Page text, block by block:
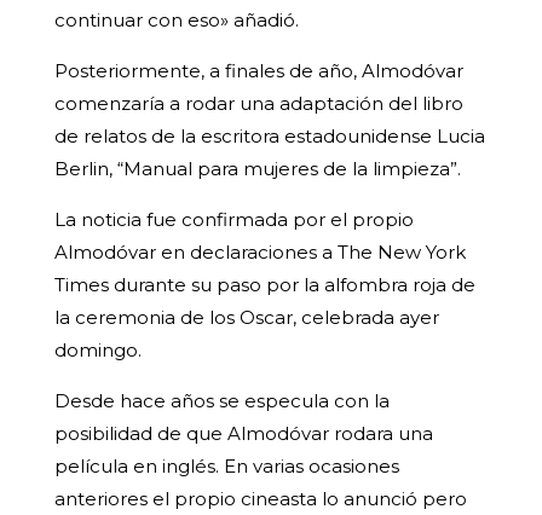
continuar con eso» añadió.
Posteriormente, a finales de año, Almodóvar
comenzaría a rodar una adaptación del libro
de relatos de la escritora estadounidense Lucia
Berlin, “Manual para mujeres de la limpieza”.
La noticia fue confirmada por el propio
Almodóvar en declaraciones a The New York
Times durante su paso por la alfombra roja de
la ceremonia de los Oscar, celebrada ayer
domingo.
Desde hace años se especula con la
posibilidad de que Almodóvar rodara una
película en inglés. En varias ocasiones
anteriores el propio cineasta lo anunció pero